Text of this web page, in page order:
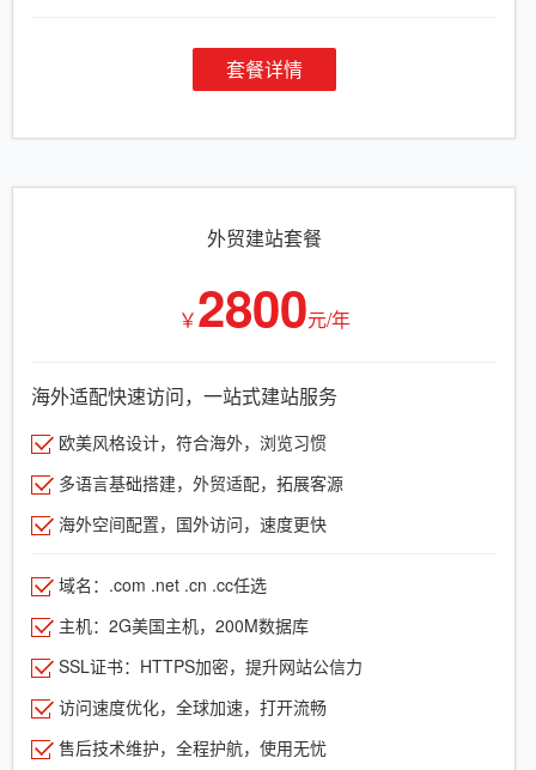
套餐详情
外贸建站套餐
￥2800元/年
海外适配快速访问，一站式建站服务
欧美风格设计，符合海外，浏览习惯
多语言基础搭建，外贸适配，拓展客源
海外空间配置，国外访问，速度更快
域名：.com .net .cn .cc任选
主机：2G美国主机，200M数据库
SSL证书：HTTPS加密，提升网站公信力
访问速度优化，全球加速，打开流畅
售后技术维护，全程护航，使用无忧